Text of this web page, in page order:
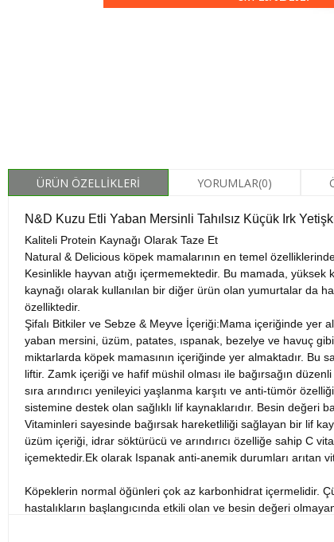
ÜRÜN ÖZELLIKLERI YORUMLAR(0)
N&D Kuzu Etli Yaban Mersinli Tahılsız Küçük Irk
Kaliteli Protein Kaynağı Olarak Taze Et
Natural & Delicious köpek mamalarının en temel
Kesinlikle hayvan atığı içermemektedir. Bu mamada,
kaynağı olarak kullanılan bir diğer ürün olan yumurtalar da
özelliktedir.
Şifalı Bitkiler ve Sebze & Meyve İçeriği:Mama içeriğinde yer
yaban mersini, üzüm, patates, ıspanak, bezelye ve havuç
miktarlarda köpek mamasının içeriğinde yer almaktadır.
liftir. Zamk içeriği ve hafif müshil olması ile bağırsağın
sıra arındırıcı yenileyici yaşlanma karşıtı ve anti-tümör
sistemine destek olan sağlıklı lif kaynaklarıdır. Besin değeri
Vitaminleri sayesinde bağırsak hareketliliği sağlayan bir lif
üzüm içeriği, idrar söktürücü ve arındırıcı özelliğe sahip C
içemektedir.Ek olarak Ispanak anti-anemik durumları arıtan
Köpeklerin normal öğünleri çok az karbonhidrat içermelidir.
hastalıkların başlangıcında etkili olan ve besin değeri